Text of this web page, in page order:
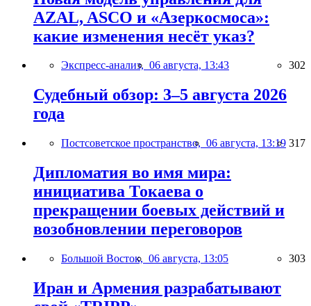
AZAL, ASCO и «Азеркосмоса»:
какие изменения несёт указ?
Экспресс-анализ, 06 августа, 13:43 302
Судебный обзор: 3–5 августа 2026
года
Постсоветское пространство, 06 августа, 13:19 317
Дипломатия во имя мира:
инициатива Токаева о
прекращении боевых действий и
возобновлении переговоров
Большой Восток, 06 августа, 13:05 303
Иран и Армения разрабатывают